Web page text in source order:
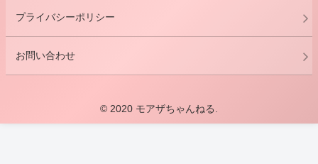
プライバシーポリシー
お問い合わせ
© 2020 モアザちゃんねる.